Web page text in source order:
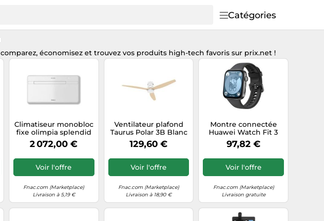
Catégories
comparez, économisez et trouvez vos produits high-tech favoris sur prix.net !
Climatiseur monobloc
fixe olimpia splendid
blanc 30 m2 Blanc G
2 072,00 €
Voir l'offre
Fnac.com (Marketplace)
Livraison à 5,19 €
Ventilateur plafond
Taurus Polar 3B Blanc
Banc et bois
129,60 €
Voir l'offre
Fnac.com (Marketplace)
Livraison à 18,90 €
Montre connectée
Huawei Watch Fit 3
avec bracelet Noir G
97,82 €
Voir l'offre
Fnac.com (Marketplace)
Livraison gratuite